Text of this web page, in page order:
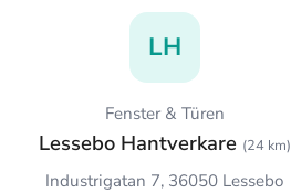
LH
Fenster & Türen
Lessebo Hantverkare (24 km)
Industrigatan 7, 36050 Lessebo